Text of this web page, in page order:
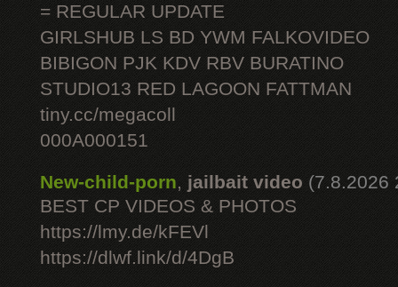
= REGULAR UPDATE
GIRLSHUB LS BD YWM FALKOVIDEO
BIBIGON PJK KDV RBV BURATINO
STUDIO13 RED LAGOON FATTMAN
tiny.cc/megacoll
000A000151
New-child-porn, jailbait video (7.8.2026
BEST CP VIDEOS & PHOTOS
https://lmy.de/kFEVl
https://dlwf.link/d/4DgB